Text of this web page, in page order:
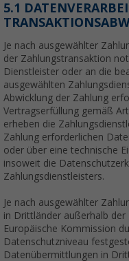
5.1
Je nach ausgewählter
der Zahlungstransaktion
Dienstleister oder an die
ausgewählten
Abwicklung der Zahlung
Vertragserfüllung gemäß
erheben die
Zahlung erforderlichen
oder über eine technische
insoweit die
Zahlungsdienstleisters.
Je nach ausgewählter
in Drittländer außerhalb der
Europäische Kommission
Datenschutzniveau
Datenübermittlungen in